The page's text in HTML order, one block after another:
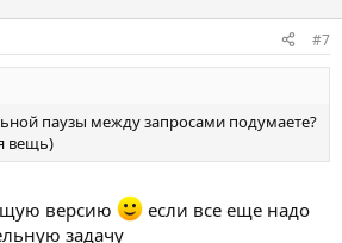
#7
паузы между запросами подумаете?
вещь)
версию
если все еще надо
задачу